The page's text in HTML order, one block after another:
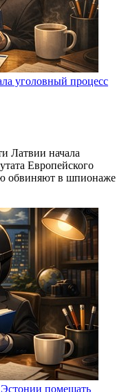
уголовный процесс
Латвии начала
Европейского
обвиняют в шпионаже
помешать